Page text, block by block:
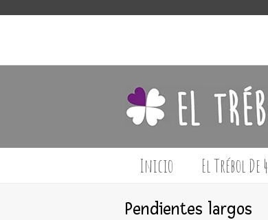
Inicio El Trébol De 4
Pendientes largos